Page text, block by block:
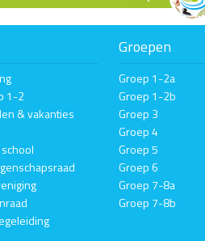
1-2
& vakanties
Groepen
Groep 1-2a
Groep 1-2b
Groep 3
Groep 4
Groep 5
Groep 6
Groep 7-8a
Groep 7-8b